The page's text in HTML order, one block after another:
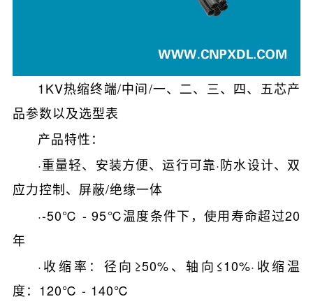
1KV热缩终端/中间/一、二、三、四、五芯产
品参数以及选型表
产品特性：
·重量轻、安装方便、运行可靠·防水设计、双
应力控制、屏蔽/绝缘一体
·-50℃ - 95℃温度条件下，使用寿命超过20
年
·收缩率：径向≥50%、轴向≤10%·收缩温
度：120℃ - 140℃